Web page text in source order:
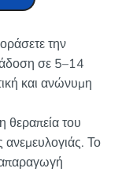
την
σε 5–14
και ανώνυμη
θεραπεία του
Το